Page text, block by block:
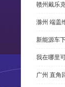
赣州戴乐
滁州 端盖
新能源车
我在哪里
广州 直角